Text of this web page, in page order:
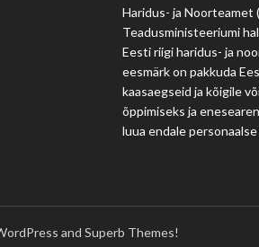
Haridus- ja Noorteamet
Teadusministeeriumi
Eesti riigi haridus- ja
eesmärk on pakkuda
kaasaegseid ja kõigile
õppimiseks ja
luua endale
and Superb Themes!